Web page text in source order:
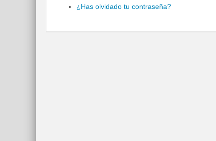
¿Has olvidado tu contraseña?